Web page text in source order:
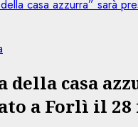
della casa azzurra” sarà
della casa
a Forlì il